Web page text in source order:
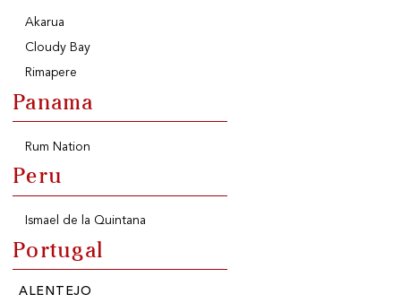
Akarua
Cloudy Bay
Rimapere
Panama
Rum Nation
Peru
Ismael de la Quintana
Portugal
ALENTEJO